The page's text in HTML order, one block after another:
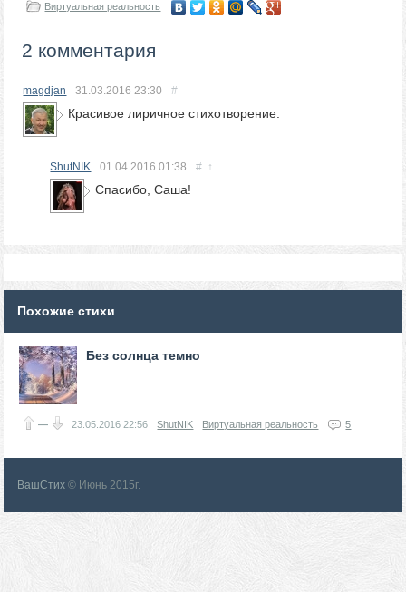
Виртуальная реальность
2 комментария
magdjan 31.03.201623:30 #
Красивое лиричное стихотворение.
ShutNIK 01.04.201601:38 # ↑
Спасибо, Саша!
Похожие стихи
Без солнца темно
— 23.05.201622:56 ShutNIK Виртуальная реальность 5
ВашСтих © Июнь 2015г.